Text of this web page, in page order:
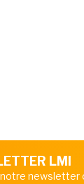
LMI
notre